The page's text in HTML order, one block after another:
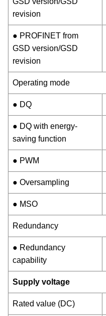
revision
● PROFINET from
GSD version/GSD
revision
Operating mode
● DQ
● DQ with energy-
saving function
● PWM
● Oversampling
● MSO
Redundancy
● Redundancy
capability
Supply voltage
Rated value (DC)